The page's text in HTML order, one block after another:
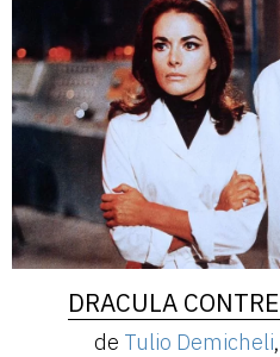
DRACULA
de Tulio Demicheli,